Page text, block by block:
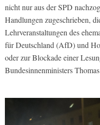
nicht nur aus der SPD
Handlungen zugeschrieben,
Lehrveranstaltungen des
für Deutschland (AfD) und
oder zur Blockade einer
Bundesinnenministers